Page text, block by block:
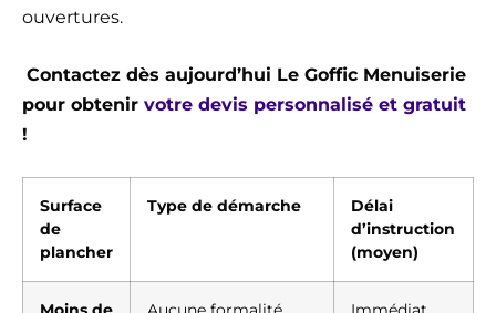
ouvertures.
Contactez dès aujourd’hui Le Goffic Menuiserie
pour obtenir votre devis personnalisé et gratuit
!
Surface
de
plancher
Type de démarche
Délai
d’instruction
(moyen)